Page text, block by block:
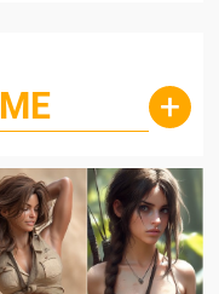
+
vừa xinh dưới nét vẽ